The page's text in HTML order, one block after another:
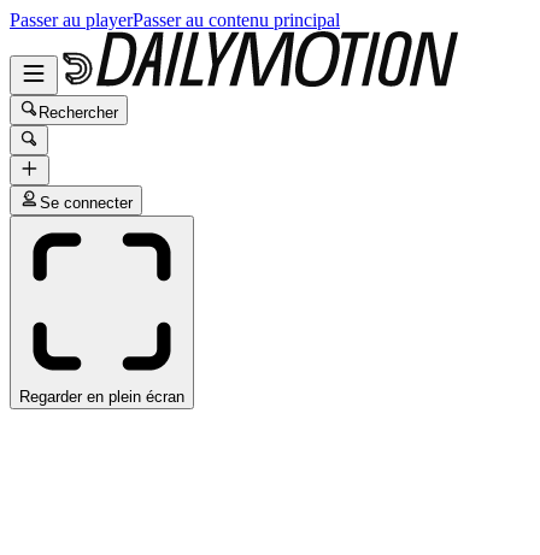
Passer au playerPasser au contenu principal
Rechercher
Se connecter
Regarder en plein écran